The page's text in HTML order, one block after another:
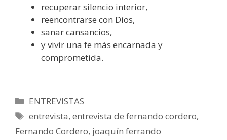
recuperar silencio interior,
reencontrarse con Dios,
sanar cansancios,
y vivir una fe más encarnada y
comprometida.
Categorías
ENTREVISTAS
Etiquetas
entrevista,entrevista de fernando cordero,
Fernando Cordero, joaquín ferrando